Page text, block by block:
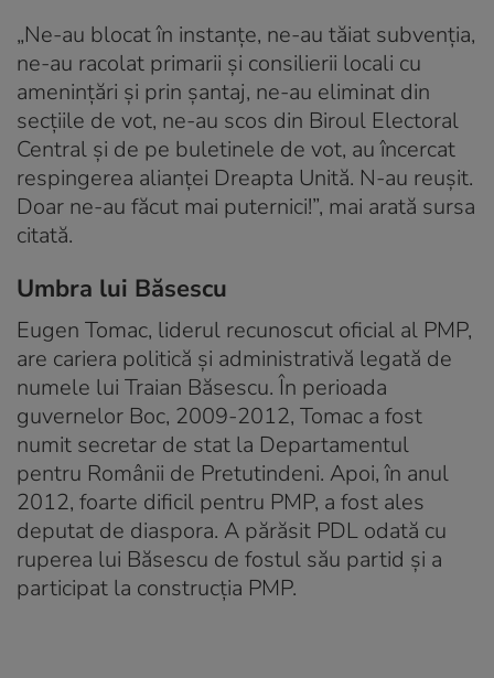
„Ne-au blocat în instanţe, ne-au tăiat subvenţia,
ne-au racolat primarii şi consilierii locali cu
ameninţări şi prin şantaj, ne-au eliminat din
secţiile de vot, ne-au scos din Biroul Electoral
Central şi de pe buletinele de vot, au încercat
respingerea alianţei Dreapta Unită. N-au reuşit.
Doar ne-au făcut mai puternici!”, mai arată sursa
citată.
Umbra lui Băsescu
Eugen Tomac, liderul recunoscut oficial al PMP,
are cariera politică și administrativă legată de
numele lui Traian Băsescu. În perioada
guvernelor Boc, 2009-2012, Tomac a fost
numit secretar de stat la Departamentul
pentru Românii de Pretutindeni. Apoi, în anul
2012, foarte dificil pentru PMP, a fost ales
deputat de diaspora. A părăsit PDL odată cu
ruperea lui Băsescu de fostul său partid și a
participat la construcția PMP.